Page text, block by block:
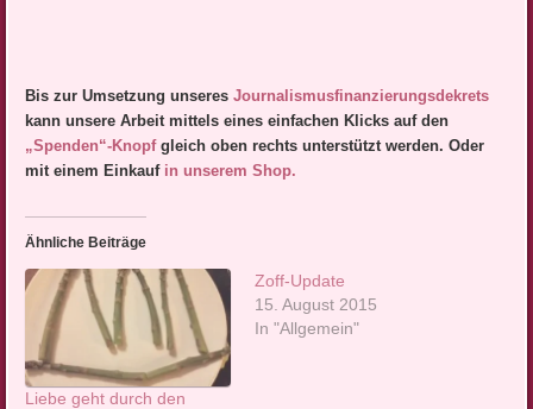
Bis zur Umsetzung unseresJournalismusfinanzierungsdekrets
kann unsere Arbeit mittels eines einfachen Klicks auf den
„Spenden“-Knopfgleich oben rechts unterstützt werden. Oder
mit einem Einkauf in unserem Shop.
Ähnliche Beiträge
Liebe geht durch den
Zoff-Update
15. August 2015
In "Allgemein"